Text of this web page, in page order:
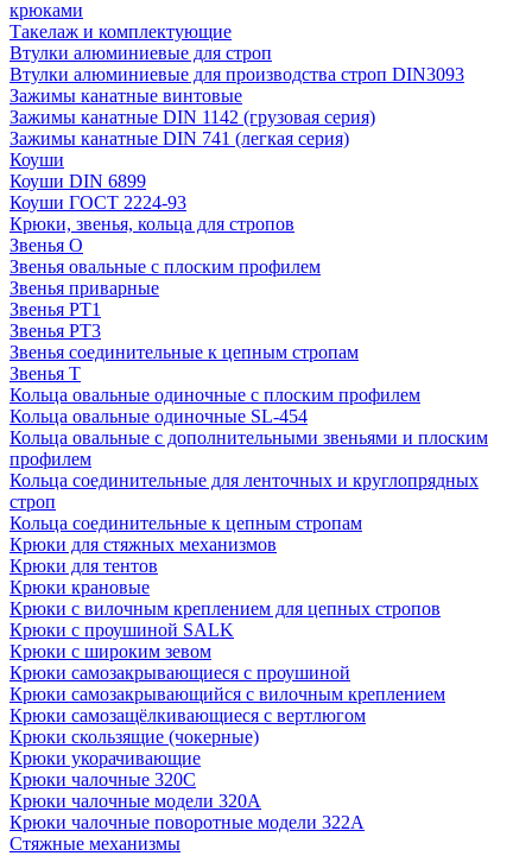
крюками
Такелаж и комплектующие
Втулки алюминиевые для строп
Втулки алюминиевые для производства строп DIN3093
Зажимы канатные винтовые
Зажимы канатные DIN 1142 (грузовая серия)
Зажимы канатные DIN 741 (легкая серия)
Коуши
Коуши DIN 6899
Коуши ГОСТ 2224-93
Крюки, звенья, кольца для стропов
Звенья О
Звенья овальные с плоским профилем
Звенья приварные
Звенья РТ1
Звенья РТ3
Звенья соединительные к цепным стропам
Звенья Т
Кольца овальные одиночные c плоским профилем
Кольца овальные одиночные SL-454
Кольца овальные с дополнительными звеньями и плоским
профилем
Кольца соединительные для ленточных и круглопрядных
строп
Кольца соединительные к цепным стропам
Крюки для стяжных механизмов
Крюки для тентов
Крюки крановые
Крюки с вилочным креплением для цепных стропов
Крюки с проушиной SALK
Крюки с широким зевом
Крюки самозакрывающиеся с проушиной
Крюки самозакрывающийся с вилочным креплением
Крюки самозащёлкивающиеся с вертлюгом
Крюки скользящие (чокерные)
Крюки укорачивающие
Крюки чалочные 320C
Крюки чалочные модели 320А
Крюки чалочные поворотные модели 322А
Стяжные механизмы